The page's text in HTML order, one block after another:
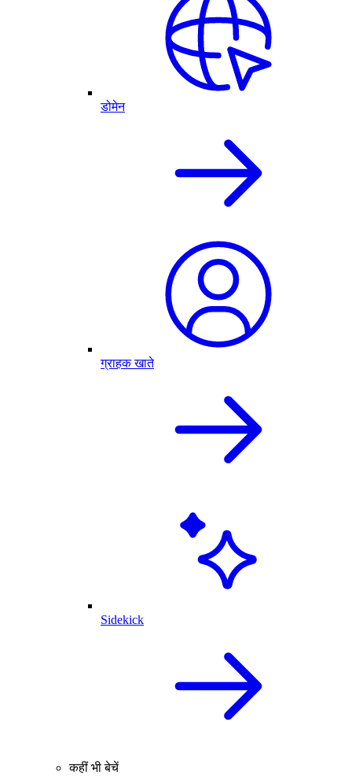
डोमेन
ग्राहक खाते
Sidekick
कहीं भी बेचें